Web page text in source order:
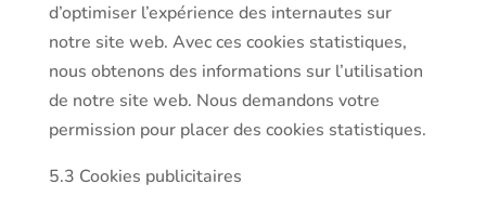
d’optimiser l’expérience des internautes sur
notre site web. Avec ces cookies statistiques,
nous obtenons des informations sur l’utilisation
de notre site web. Nous demandons votre
permission pour placer des cookies statistiques.
5.3 Cookies publicitaires